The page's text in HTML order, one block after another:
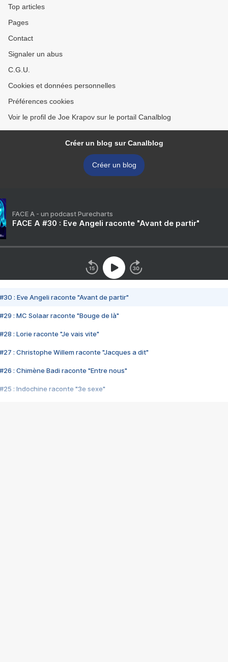
Top articles
Pages
Contact
Signaler un abus
C.G.U.
Cookies et données personnelles
Préférences cookies
Voir le profil de Joe Krapov sur le portail Canalblog
Créer un blog sur Canalblog
Créer un blog
FACE A - un podcast Purecharts
FACE A #30 : Eve Angeli raconte "Avant de partir"
#30 : Eve Angeli raconte "Avant de partir"
#29 : MC Solaar raconte "Bouge de là"
#28 : Lorie raconte "Je vais vite"
#27 : Christophe Willem raconte "Jacques a dit"
#26 : Chimène Badi raconte "Entre nous"
#25 : Indochine raconte "3e sexe"